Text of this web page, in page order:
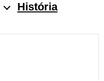
História